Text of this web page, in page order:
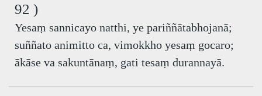
92 )
Yesaṃ sannicayo natthi, ye pariññātabhojanā;
suññato animitto ca, vimokkho yesaṃ gocaro;
ākāse va sakuntānaṃ, gati tesaṃ durannayā.